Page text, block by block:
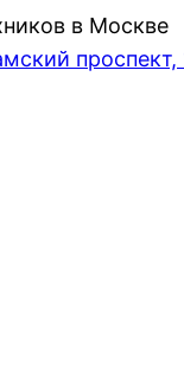
в Москве
проспект,